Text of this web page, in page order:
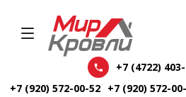
+7 (4722)
+7 (920) 572-00-52 +7 (920) 572-